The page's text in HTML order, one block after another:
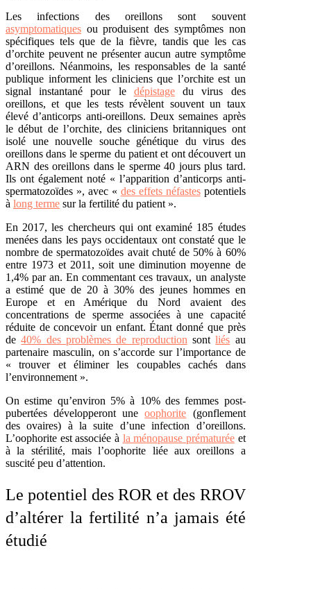
Les infections des oreillons sont souvent
asymptomatiques ou produisent des symptômes non
spécifiques tels que de la fièvre, tandis que les cas
d’orchite peuvent ne présenteraucun autre symptôme
d’oreillons. Néanmoins, les responsables de la santé
publique informent les cliniciens que l’orchite est un
signal instantané pour le dépistagedu virus des
oreillons, et que les tests révèlent souvent un taux
élevé d’anticorps anti-oreillons. Deux semaines après
le début de l’orchite, des cliniciens britanniques ont
isolé une nouvelle souche génétique du virus des
oreillons dans le sperme du patient et ont découvert un
ARN des oreillons dans le sperme 40 jours plus tard.
Ils ont également noté « l’apparition d’anticorps anti-
spermatozoïdes », avec « des effets néfastespotentiels
à long terme sur la fertilité du patient ».
En 2017, les chercheurs qui ontexaminé 185 études
menées dans les pays occidentaux ont constaté que le
nombre de spermatozoïdes avait chuté de 50% à 60%
entre 1973 et 2011, soit une diminution moyenne de
1,4% par an. En commentant ces travaux, un analyste
a estimé que de 20 à 30%des jeunes hommes en
Europe et en Amérique du Nord avaient des
concentrations de sperme associées à une capacité
réduite de concevoir un enfant. Étant donné que près
de40% des problèmes de reproduction sontliés au
partenaire masculin, on s’accorde sur l’importance de
« trouver et éliminer les coupables cachés dans
l’environnement ».
On estime qu’environ 5% à 10% des femmes post-
pubertées développeront uneoophorite (gonflement
des ovaires) à la suite d’une infection d’oreillons.
L’oophorite est associée à la ménopause prématuréeet
à la stérilité, mais l’oophorite liée aux oreillons a
suscité peu d’attention.
Le potentiel des ROR et des RROV
d’altérer la fertilité n’a jamais été
étudié